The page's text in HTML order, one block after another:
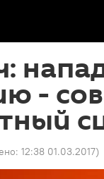
-
12:38 01.03.2017)